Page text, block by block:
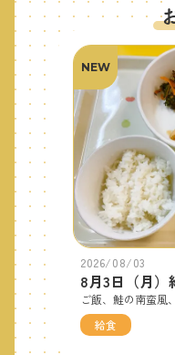
NEW
2026/08/03
8月3日（月）
給食